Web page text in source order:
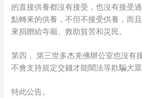
的直接供養都沒有接受，也沒有接受
點轉來的供養，不但不接受供養，而
來捐贈給寺廟、救助貧苦和災民。
第四， 第三世多杰羌佛辦公室也沒有
不會支持規定交錢才能聞法等欺騙大
特此公告。